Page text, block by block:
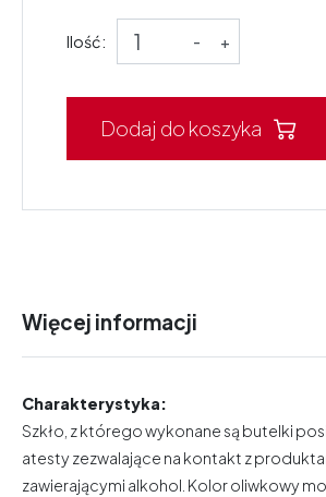
Ilość: - +
Dodaj do koszyka
Więcej informacji
Charakterystyka:
Szkło, z którego wykonane są butelki
atesty zezwalające na kontakt z
zawierającymi alkohol. Kolor oliwkowy